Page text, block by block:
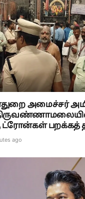
அமைச்சர்
ட்ரோன்கள் பறக்கத்
ago